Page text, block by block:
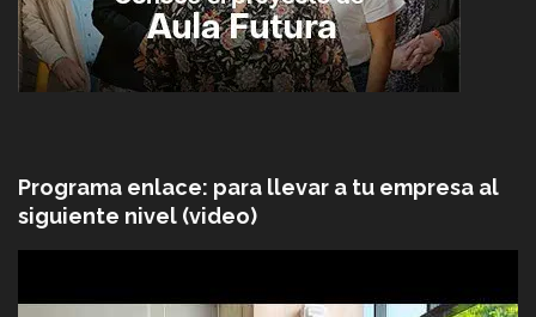
Programa enlace: para llevar a tu empresa al
siguiente nivel (video)